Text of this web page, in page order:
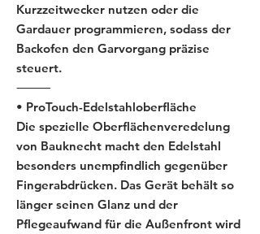
Kurzzeitwecker nutzen oder die
Gardauer programmieren, sodass der
Backofen den Garvorgang präzise
steuert.
⸻
• ProTouch-Edelstahloberfläche
Die spezielle Oberflächenveredelung
von Bauknecht macht den Edelstahl
besonders unempfindlich gegenüber
Fingerabdrücken. Das Gerät behält so
länger seinen Glanz und der
Pflegeaufwand für die Außenfront wird